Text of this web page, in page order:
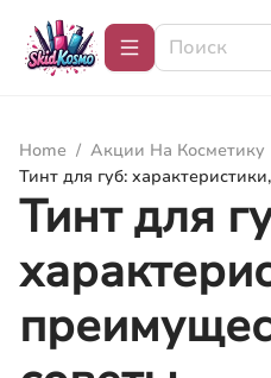
Home / Акции На Косметику
Тинт для губ:
Тинт для